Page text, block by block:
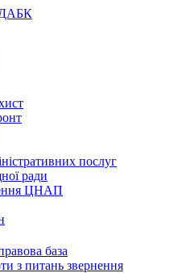
послуг
ради
ЦНАП
база
з питань звернення